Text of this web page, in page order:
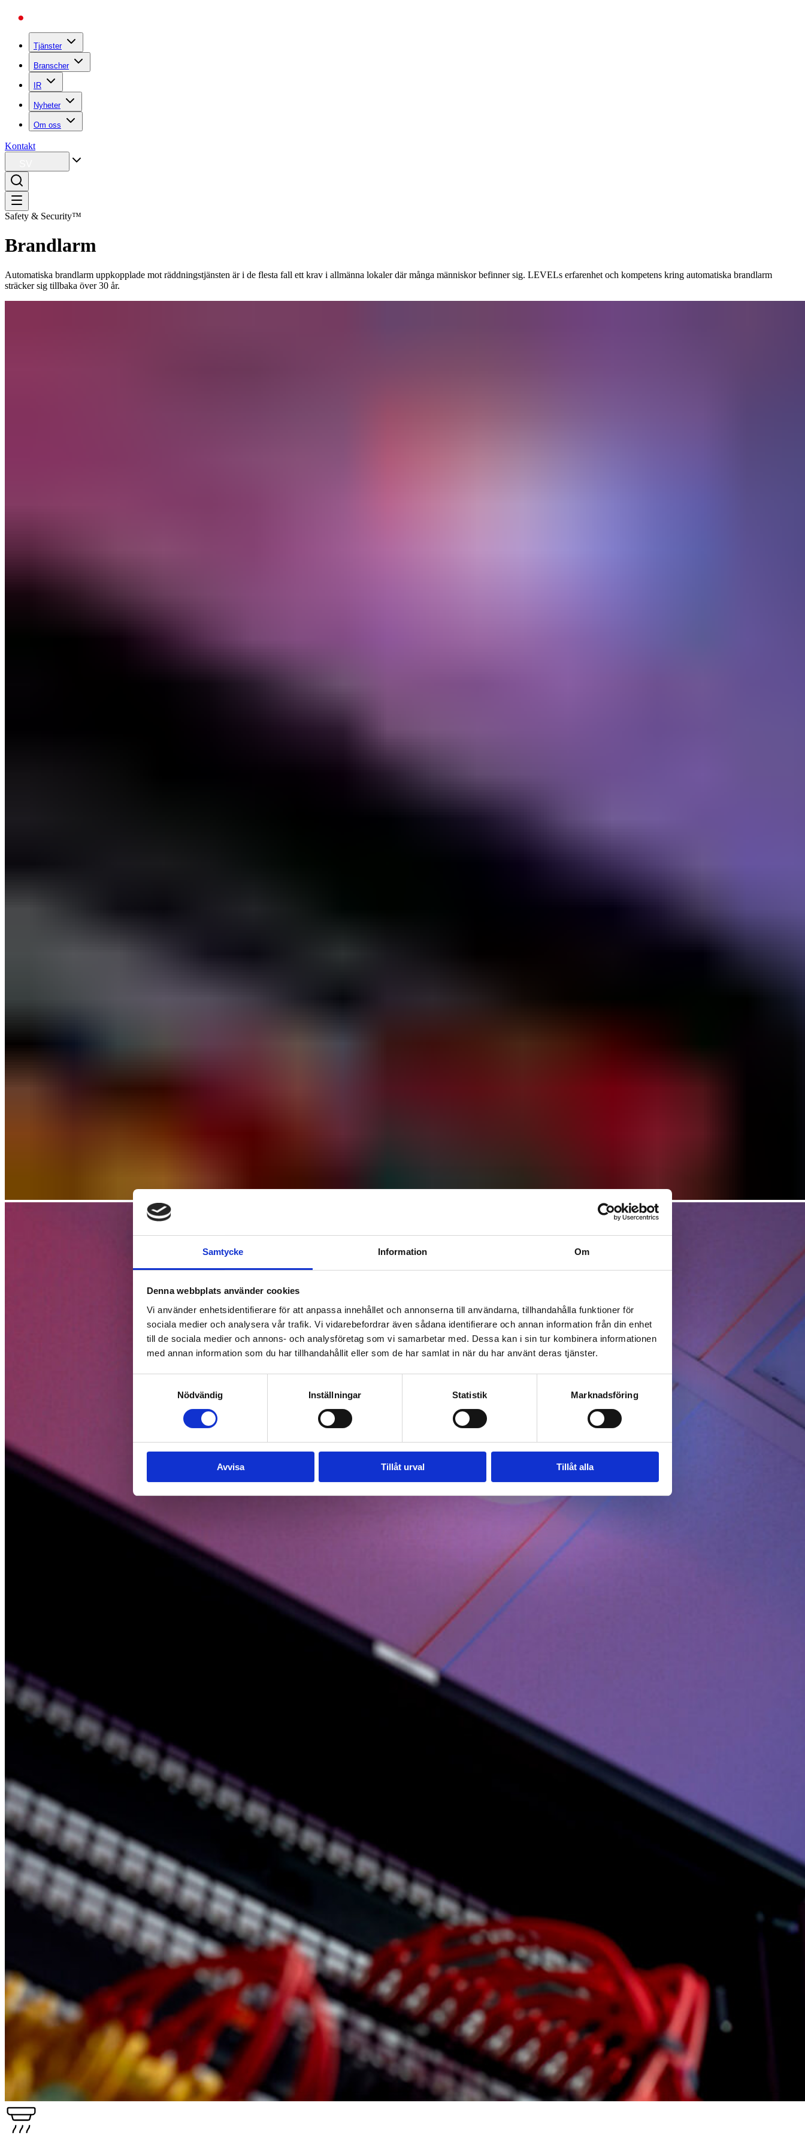
Samtycke Information Om
Denna webbplats använder cookies
Vi använder enhetsidentifierare för att anpassa innehållet och annonserna till användarna, tillhandahålla funktioner för
sociala medier och analysera vår trafik. Vi vidarebefordrar även sådana identifierare och annan information från din enhet
till de sociala medier och annons- och analysföretag som vi samarbetar med. Dessa kan i sin tur kombinera informationen
med annan information som du har tillhandahållit eller som de har samlat in när du har använt deras tjänster.
Nödvändig
Inställningar Statistik Marknadsföring
Avvisa Tillåt urval Tillåt alla
Tjänster
Branscher
IR
Nyheter
Om oss
Kontakt
Safety & Security™
Brandlarm
Automatiska brandlarm uppkopplade mot räddningstjänsten är i de flesta fall ett krav i allmänna lokaler där många människor befinner sig. LEVELs erfarenhet och kompetens kring automatiska brandlarm
sträcker sig tillbaka över 30 år.